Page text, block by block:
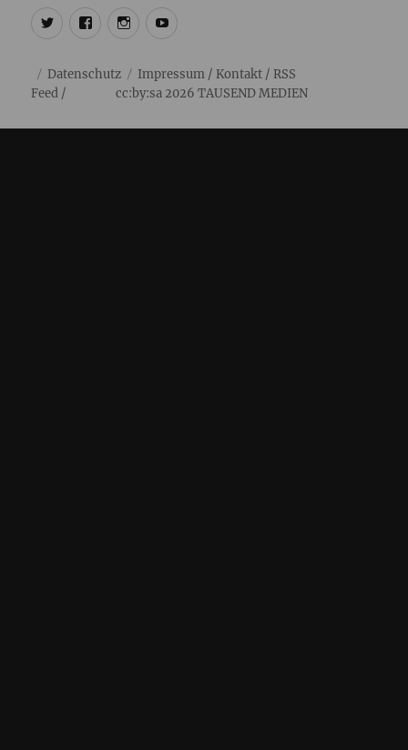
@ulrich1000
@ulrich1000
@1000lights.de
Ulrich
Datenschutz Impressum /Kontakt /RSS
Feed / cc:by:sa 2026TAUSEND MEDIEN